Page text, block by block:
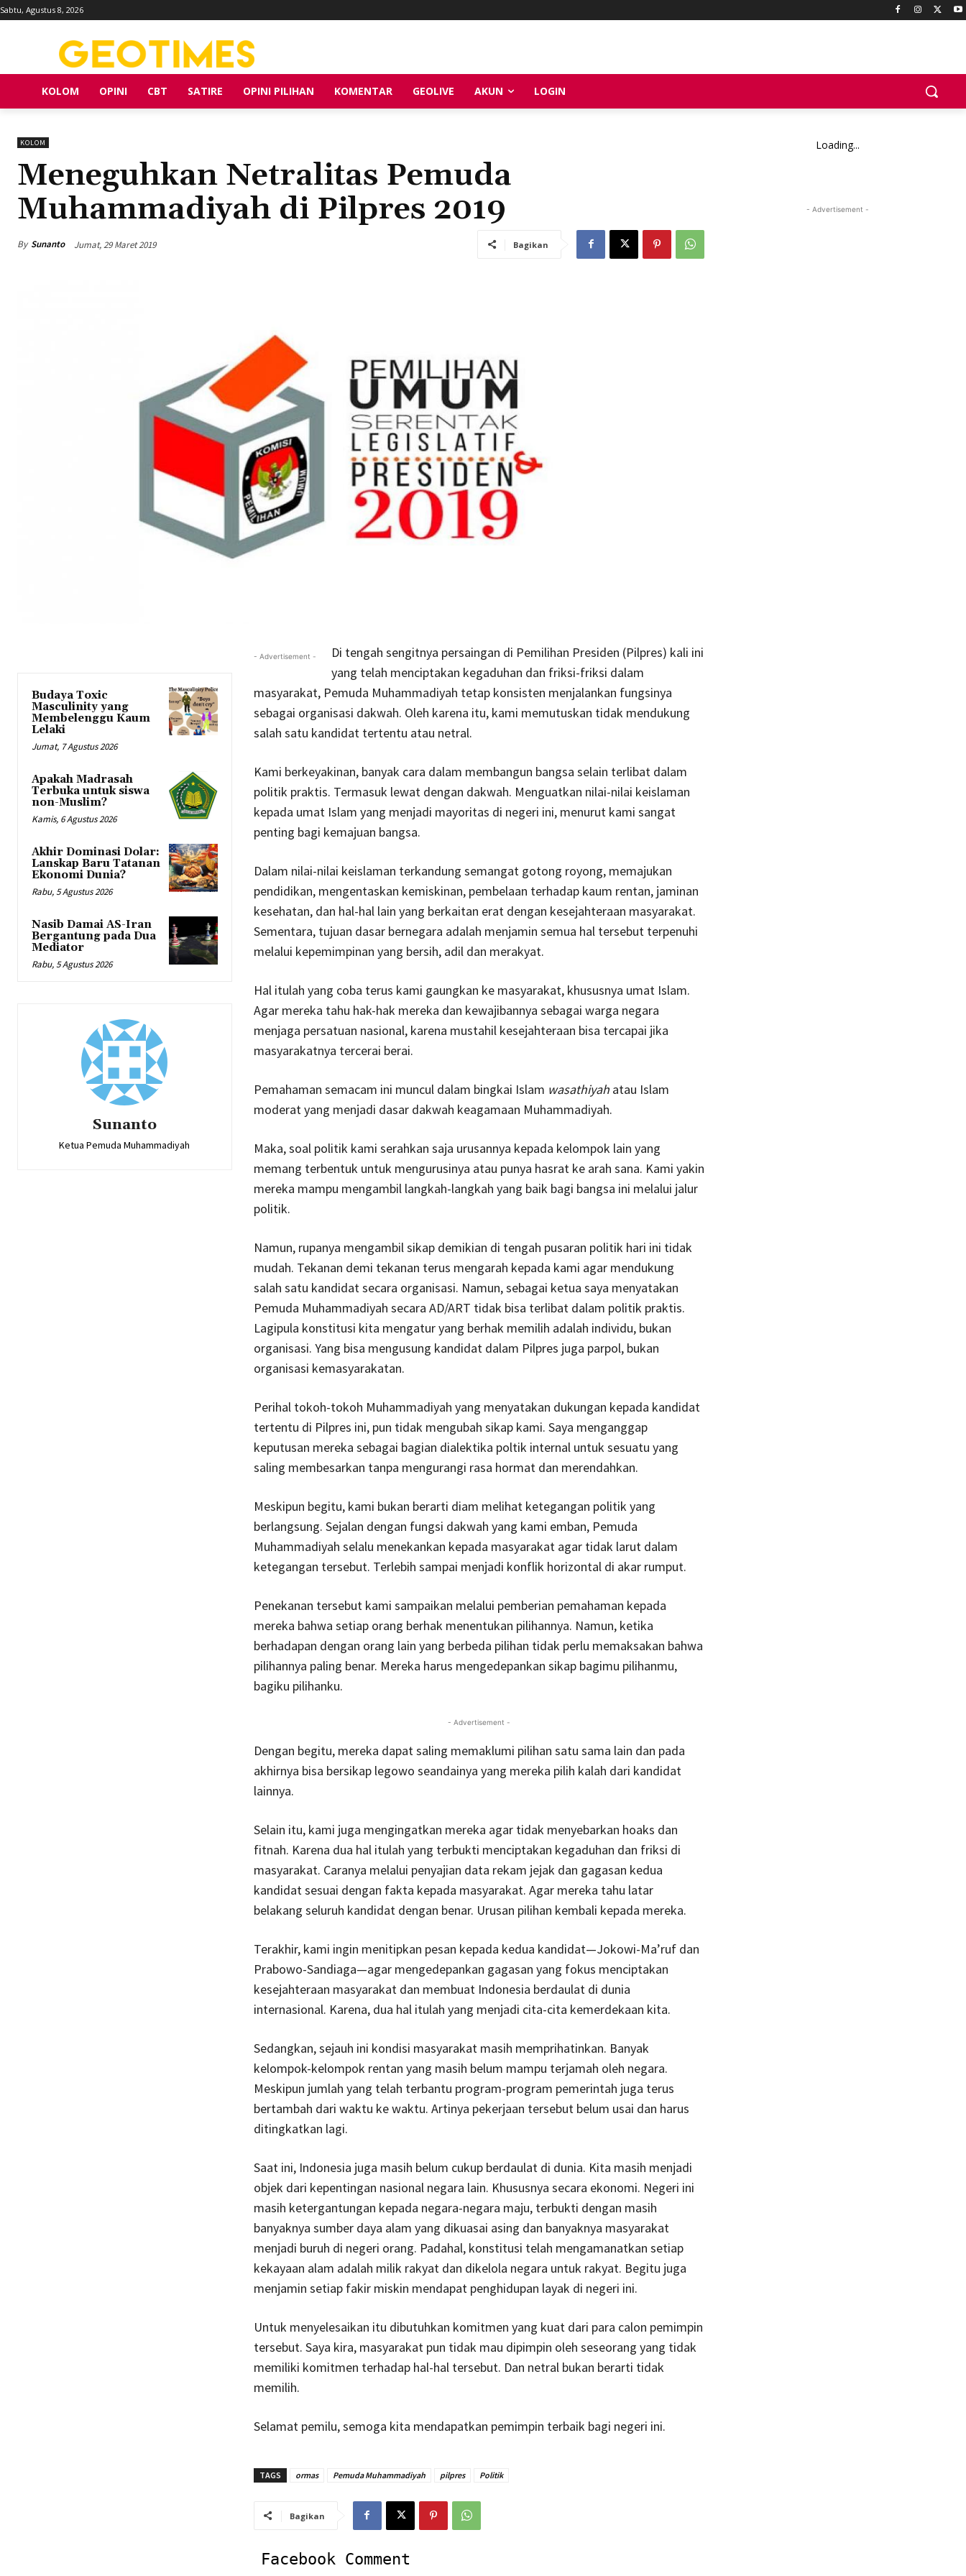
Sabtu, Agustus 8, 2026
KOLOM OPINI CBT SATIRE OPINI PILIHAN KOMENTAR GEOLIVE AKUN LOGIN
KOLOM
Meneguhkan Netralitas Pemuda
Muhammadiyah di Pilpres 2019
By Sunanto Jumat, 29 Maret 2019 Bagikan
Budaya Toxic
Masculinity yang
Membelenggu Kaum
Lelaki
Jumat, 7 Agustus 2026
Apakah Madrasah
Terbuka untuk siswa
non-Muslim?
Kamis, 6 Agustus 2026
Akhir Dominasi Dolar:
Lanskap Baru Tatanan
Ekonomi Dunia?
Rabu, 5 Agustus 2026
Nasib Damai AS-Iran
Bergantung pada Dua
Mediator
Rabu, 5 Agustus 2026
Sunanto
Ketua Pemuda Muhammadiyah
- Advertisement -
Di tengah sengitnya persaingan di Pemilihan Presiden (Pilpres) kali ini
yang telah menciptakan kegaduhan dan friksi-friksi dalam
masyarakat, Pemuda Muhammadiyah tetap konsisten menjalankan fungsinya
sebagai organisasi dakwah. Oleh karena itu, kami memutuskan tidak mendukung
salah satu kandidat tertentu atau netral.
Kami berkeyakinan, banyak cara dalam membangun bangsa selain terlibat dalam
politik praktis. Termasuk lewat dengan dakwah. Menguatkan nilai-nilai keislaman
kepada umat Islam yang menjadi mayoritas di negeri ini, menurut kami sangat
penting bagi kemajuan bangsa.
Dalam nilai-nilai keislaman terkandung semangat gotong royong, memajukan
pendidikan, mengentaskan kemiskinan, pembelaan terhadap kaum rentan, jaminan
kesehatan, dan hal-hal lain yang berkaitan erat dengan kesejahteraan masyarakat.
Sementara, tujuan dasar bernegara adalah menjamin semua hal tersebut terpenuhi
melalui kepemimpinan yang bersih, adil dan merakyat.
Hal itulah yang coba terus kami gaungkan ke masyarakat, khususnya umat Islam.
Agar mereka tahu hak-hak mereka dan kewajibannya sebagai warga negara
menjaga persatuan nasional, karena mustahil kesejahteraan bisa tercapai jika
masyarakatnya tercerai berai.
Pemahaman semacam ini muncul dalam bingkai Islam wasathiyahatau Islam
moderat yang menjadi dasar dakwah keagamaan Muhammadiyah.
Maka, soal politik kami serahkan saja urusannya kepada kelompok lain yang
memang terbentuk untuk mengurusinya atau punya hasrat ke arah sana. Kami yakin
mereka mampu mengambil langkah-langkah yang baik bagi bangsa ini melalui jalur
politik.
Namun, rupanya mengambil sikap demikian di tengah pusaran politik hari ini tidak
mudah. Tekanan demi tekanan terus mengarah kepada kami agar mendukung
salah satu kandidat secara organisasi. Namun, sebagai ketua saya menyatakan
Pemuda Muhammadiyah secara AD/ART tidak bisa terlibat dalam politik praktis.
Lagipula konstitusi kita mengatur yang berhak memilih adalah individu, bukan
organisasi. Yang bisa mengusung kandidat dalam Pilpres juga parpol, bukan
organisasi kemasyarakatan.
Perihal tokoh-tokoh Muhammadiyah yang menyatakan dukungan kepada kandidat
tertentu di Pilpres ini, pun tidak mengubah sikap kami. Saya menganggap
keputusan mereka sebagai bagian dialektika poltik internal untuk sesuatu yang
saling membesarkan tanpa mengurangi rasa hormat dan merendahkan.
Meskipun begitu, kami bukan berarti diam melihat ketegangan politik yang
berlangsung. Sejalan dengan fungsi dakwah yang kami emban, Pemuda
Muhammadiyah selalu menekankan kepada masyarakat agar tidak larut dalam
ketegangan tersebut. Terlebih sampai menjadi konflik horizontal di akar rumput.
Penekanan tersebut kami sampaikan melalui pemberian pemahaman kepada
mereka bahwa setiap orang berhak menentukan pilihannya. Namun, ketika
berhadapan dengan orang lain yang berbeda pilihan tidak perlu memaksakan bahwa
pilihannya paling benar. Mereka harus mengedepankan sikap bagimu pilihanmu,
bagiku pilihanku.
- Advertisement -
Dengan begitu, mereka dapat saling memaklumi pilihan satu sama lain dan pada
akhirnya bisa bersikap legowo seandainya yang mereka pilih kalah dari kandidat
lainnya.
Selain itu, kami juga mengingatkan mereka agar tidak menyebarkan hoaks dan
fitnah. Karena dua hal itulah yang terbukti menciptakan kegaduhan dan friksi di
masyarakat. Caranya melalui penyajian data rekam jejak dan gagasan kedua
kandidat sesuai dengan fakta kepada masyarakat. Agar mereka tahu latar
belakang seluruh kandidat dengan benar. Urusan pilihan kembali kepada mereka.
Terakhir, kami ingin menitipkan pesan kepada kedua kandidat—Jokowi-Ma’ruf dan
Prabowo-Sandiaga—agar mengedepankan gagasan yang fokus menciptakan
kesejahteraan masyarakat dan membuat Indonesia berdaulat di dunia
internasional. Karena, dua hal itulah yang menjadi cita-cita kemerdekaan kita.
Sedangkan, sejauh ini kondisi masyarakat masih memprihatinkan. Banyak
kelompok-kelompok rentan yang masih belum mampu terjamah oleh negara.
Meskipun jumlah yang telah terbantu program-program pemerintah juga terus
bertambah dari waktu ke waktu. Artinya pekerjaan tersebut belum usai dan harus
ditingkatkan lagi.
Saat ini, Indonesia juga masih belum cukup berdaulat di dunia. Kita masih menjadi
objek dari kepentingan nasional negara lain. Khususnya secara ekonomi. Negeri ini
masih ketergantungan kepada negara-negara maju, terbukti dengan masih
banyaknya sumber daya alam yang dikuasai asing dan banyaknya masyarakat
menjadi buruh di negeri orang. Padahal, konstitusi telah mengamanatkan setiap
kekayaan alam adalah milik rakyat dan dikelola negara untuk rakyat. Begitu juga
menjamin setiap fakir miskin mendapat penghidupan layak di negeri ini.
Untuk menyelesaikan itu dibutuhkan komitmen yang kuat dari para calon pemimpin
tersebut. Saya kira, masyarakat pun tidak mau dipimpin oleh seseorang yang tidak
memiliki komitmen terhadap hal-hal tersebut. Dan netral bukan berarti tidak
memilih.
Selamat pemilu, semoga kita mendapatkan pemimpin terbaik bagi negeri ini.
TAGS ormas Pemuda Muhammadiyah pilpres Politik
Bagikan
Facebook Comment
Loading...
- Advertisement -